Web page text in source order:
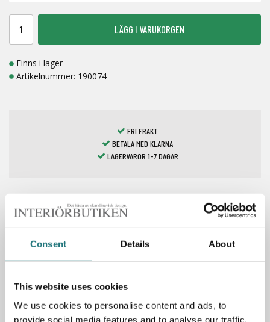
Consent Details About
This website uses cookies
We use cookies to personalise content and ads, to
provide social media features and to analyse our traffic.
LÄGG I VARUKORGEN
Finns i lager
Artikelnummer: 190074
FRI FRAKT
BETALA MED KLARNA
LAGERVAROR 1-7 DAGAR
Spara som favorit
Specifikationer
Material: trycksvarvat stål